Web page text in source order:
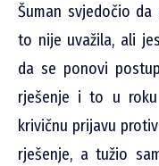
Šuman svjedočio
to nije uvažila, ali
da se ponovi
rješenje i to u
krivičnu prijavu
rješenje, a tužio